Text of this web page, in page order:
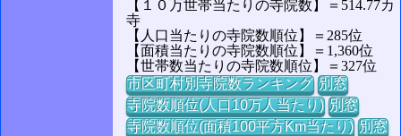
【１０万世帯当たりの寺院数】＝514.77カ
寺
【人口当たりの寺院数順位】＝285位
【面積当たりの寺院数順位】＝1,360位
【世帯数当たりの寺院数順位】＝327位
市区町村別寺院数ランキング 別窓
寺院数順位(人口10万人当たり) 別窓
寺院数順位(面積100平方Km当たり) 別窓